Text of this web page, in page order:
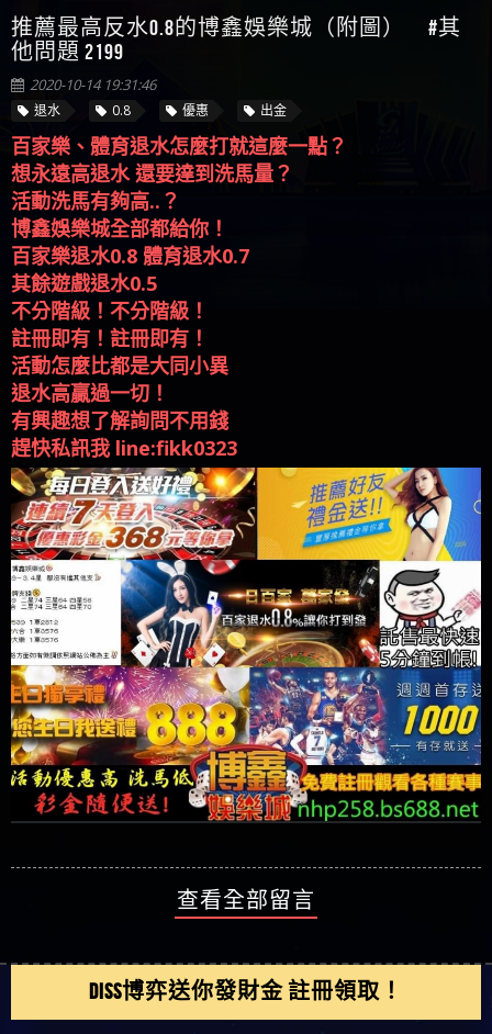
【蘇俊曄】所以會出金嗎現在也是一樣的狀況
【侯依揚】廢物喔
推薦最高反水0.8的博鑫娛樂城（附圖） #其
他問題 2199
2020-10-14 19:31:46
退水 0.8 優惠 出金
百家樂、體育退水怎麼打就這麼一點？
想永遠高退水 還要達到洗馬量？
活動洗馬有夠高..？
博鑫娛樂城全部都給你！
百家樂退水0.8 體育退水0.7
其餘遊戲退水0.5
不分階級！不分階級！
註冊即有！註冊即有！
活動怎麼比都是大同小異
退水高贏過一切！
有興趣想了解詢問不用錢
趕快私訊我 line:fikk0323
查看全部留言
DISS博弈送你發財金 註冊領取！